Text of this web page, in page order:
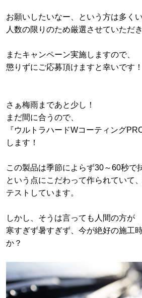
お願いしたいなー、という方は多く
人数の限りのため厳選させていただき
またキャンペーン実施しますので、
懲りずにご応募頂けますと幸いです！
さぁ梅雨まであと少し！
まだ間に合うので、
『ウルトラハードWコーティング
します！
この製品は季節によらず30～60秒で
という点にこだわって作られていて
テストしています。
しかし、そうは言っても人間の方が
寒すぎず暑すぎず、今が絶好の施工
か？